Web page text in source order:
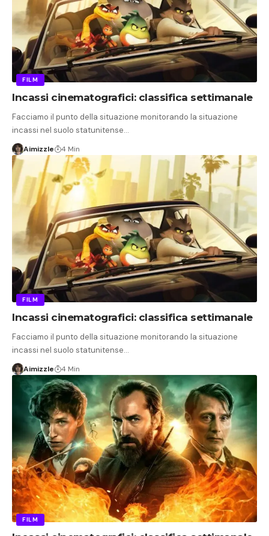
FILM
Incassi cinematografici: classifica settimanale
Facciamo il punto della situazione monitorando la situazione
incassi nel suolo statunitense…
Aimizzle 4 Min
FILM
Incassi cinematografici: classifica settimanale
Facciamo il punto della situazione monitorando la situazione
incassi nel suolo statunitense…
Aimizzle 4 Min
FILM